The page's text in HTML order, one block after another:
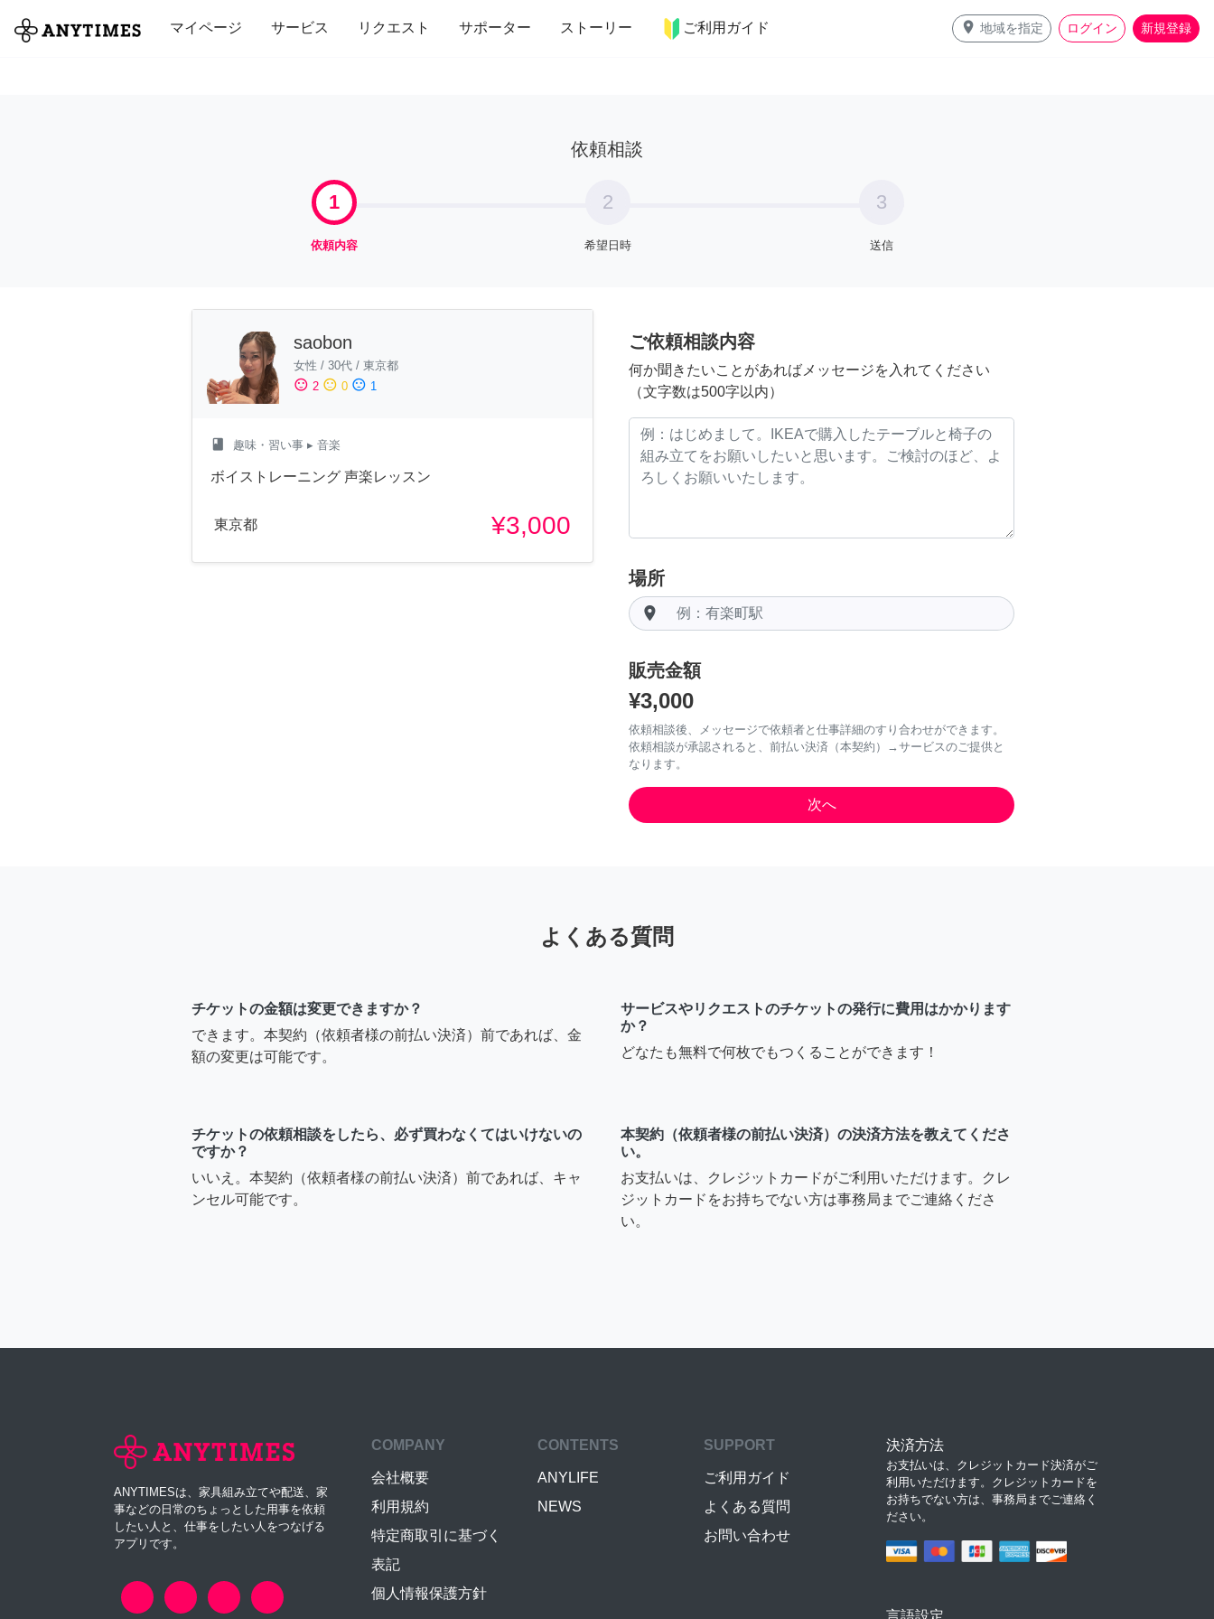
マイページ サービス リクエスト サポーター ストーリー ご利用ガイド place 地域を指定 ログイン 新規登録
全て 修理・組立 家事 引っ越し インテリア 趣味・習い事 ペット 料理
依頼相談
1
依頼内容
2
希望日時
3
送信
saobon
女性 / 30代 / 東京都
sentiment_satisfied 2 sentiment_neutral 0 sentiment_dissatisfied 1
class 趣味・習い事 ▸ 音楽
ボイストレーニング 声楽レッスン
東京都 ¥3,000
ご依頼相談内容
何か聞きたいことがあればメッセージを入れてください
（文字数は500字以内）
場所
room
販売金額
¥3,000
依頼相談後、メッセージで依頼者と仕事詳細のすり合わせができます。
依頼相談が承認されると、前払い決済（本契約）→サービスのご提供と
なります。
よくある質問
チケットの金額は変更できますか？
できます。本契約（依頼者様の前払い決済）前であれば、金
額の変更は可能です。
サービスやリクエストのチケットの発行に費用はかかります
か？
どなたも無料で何枚でもつくることができます！
チケットの依頼相談をしたら、必ず買わなくてはいけないの
ですか？
いいえ。本契約（依頼者様の前払い決済）前であれば、キャ
ンセル可能です。
本契約（依頼者様の前払い決済）の決済方法を教えてくださ
い。
お支払いは、クレジットカードがご利用いただけます。クレ
ジットカードをお持ちでない方は事務局までご連絡くださ
い。
ANYTIMESは、家具組み立てや配送、家
事などの日常のちょっとした用事を依頼
したい人と、仕事をしたい人をつなげる
アプリです。
COMPANY
会社概要
利用規約
特定商取引に基づく
表記
個人情報保護方針
CONTENTS
ANYLIFE
NEWS
SUPPORT
ご利用ガイド
よくある質問
お問い合わせ
決済方法
お支払いは、クレジットカード決済がご
利用いただけます。クレジットカードを
お持ちでない方は、事務局までご連絡く
ださい。
言語設定